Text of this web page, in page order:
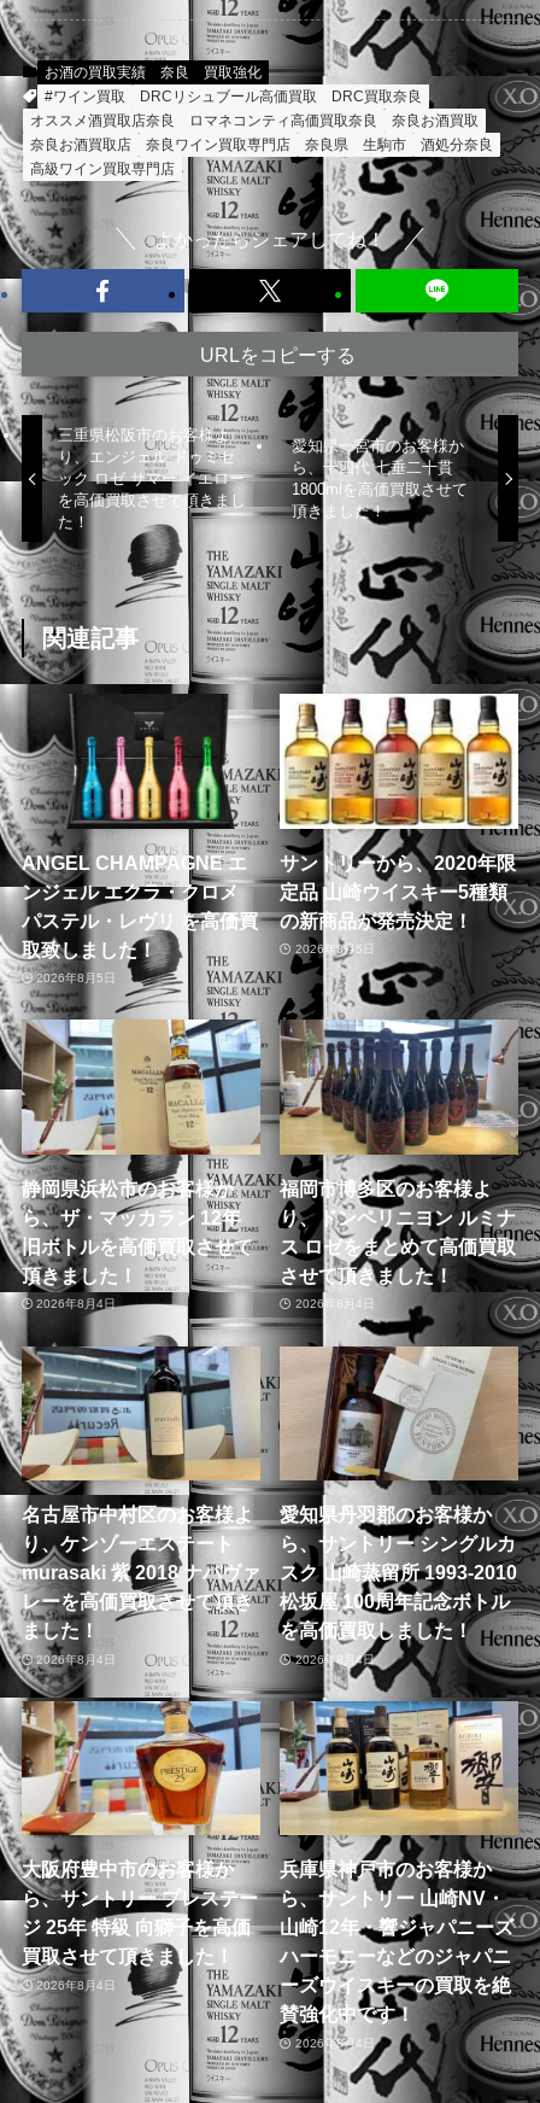
お酒の買取実績 奈良
買取強化
#ワイン買取
DRCリシュブール高価買取
DRC買取奈良
オススメ酒買取店奈良
ロマネコンティ高価買取奈良
奈良お酒買取
奈良お酒買取店
奈良ワイン買取専門店 奈良県 生駒市
酒処分奈良
高級ワイン買取専門店
よかったらシェアしてね！
URLをコピーする
三重県松阪市のお客様よ
り、エンジェル ドゥミセ
ック ロゼ サマー イエロー
を高価買取させて頂きまし
た！
愛知県一宮市のお客様か
ら、十四代 七垂二十貫
1800mlを高価買取させて
頂きました！
関連記事
ANGEL CHAMPAGNE エ
ンジェル エクラ・クロメ
パステル・レヴリ を高価買
取致しました！
2026年8月5日
サントリーから、2020年限
定品 山崎ウイスキー5種類
の新商品が発売決定！
2026年8月5日
静岡県浜松市のお客様か
ら、ザ・マッカラン 12年
旧ボトルを高価買取させて
頂きました！
2026年8月4日
福岡市博多区のお客様よ
り、ドンペリニヨン ルミナ
ス ロゼをまとめて高価買取
させて頂きました！
2026年8月4日
名古屋市中村区のお客様よ
り、ケンゾーエステート
murasaki 紫 2018 ナパヴァ
レーを高価買取させて頂き
ました！
2026年8月4日
愛知県丹羽郡のお客様か
ら、サントリー シングルカ
スク 山崎蒸留所 1993-2010
松坂屋 100周年記念ボトル
を高価買取しました！
2026年8月4日
大阪府豊中市のお客様か
ら、サントリー プレステー
ジ 25年 特級 向獅子を高価
買取させて頂きました！
2026年8月4日
兵庫県神戸市のお客様か
ら、サントリー 山崎NV・
山崎12年・響ジャパニーズ
ハーモニーなどのジャパニ
ーズウイスキーの買取を絶
賛強化中です！
2026年8月4日